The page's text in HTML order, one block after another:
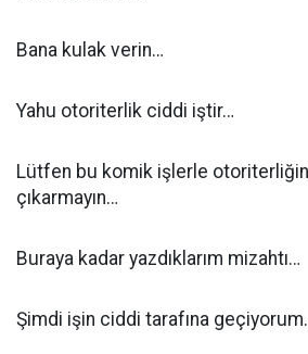
Bana kulak verin…
Yahu otoriterlik ciddi iştir…
Lütfen bu komik işlerle otoriterliğin
çıkarmayın…
Buraya kadar yazdıklarım mizahtı…
Şimdi işin ciddi tarafına geçiyorum.